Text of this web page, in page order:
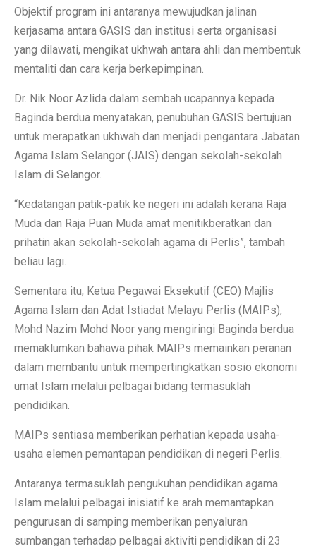
Objektif program ini antaranya mewujudkan jalinan
kerjasama antara GASIS dan institusi serta organisasi
yang dilawati, mengikat ukhwah antara ahli dan membentuk
mentaliti dan cara kerja berkepimpinan.
Dr. Nik Noor Azlida dalam sembah ucapannya kepada
Baginda berdua menyatakan, penubuhan GASIS bertujuan
untuk merapatkan ukhwah dan menjadi pengantara Jabatan
Agama Islam Selangor (JAIS) dengan sekolah-sekolah
Islam di Selangor.
“Kedatangan patik-patik ke negeri ini adalah kerana Raja
Muda dan Raja Puan Muda amat menitikberatkan dan
prihatin akan sekolah-sekolah agama di Perlis”, tambah
beliau lagi.
Sementara itu, Ketua Pegawai Eksekutif (CEO) Majlis
Agama Islam dan Adat Istiadat Melayu Perlis (MAIPs),
Mohd Nazim Mohd Noor yang mengiringi Baginda berdua
memaklumkan bahawa pihak MAIPs memainkan peranan
dalam membantu untuk mempertingkatkan sosio ekonomi
umat Islam melalui pelbagai bidang termasuklah
pendidikan.
MAIPs sentiasa memberikan perhatian kepada usaha-
usaha elemen pemantapan pendidikan di negeri Perlis.
Antaranya termasuklah pengukuhan pendidikan agama
Islam melalui pelbagai inisiatif ke arah memantapkan
pengurusan di samping memberikan penyaluran
sumbangan terhadap pelbagai aktiviti pendidikan di 23